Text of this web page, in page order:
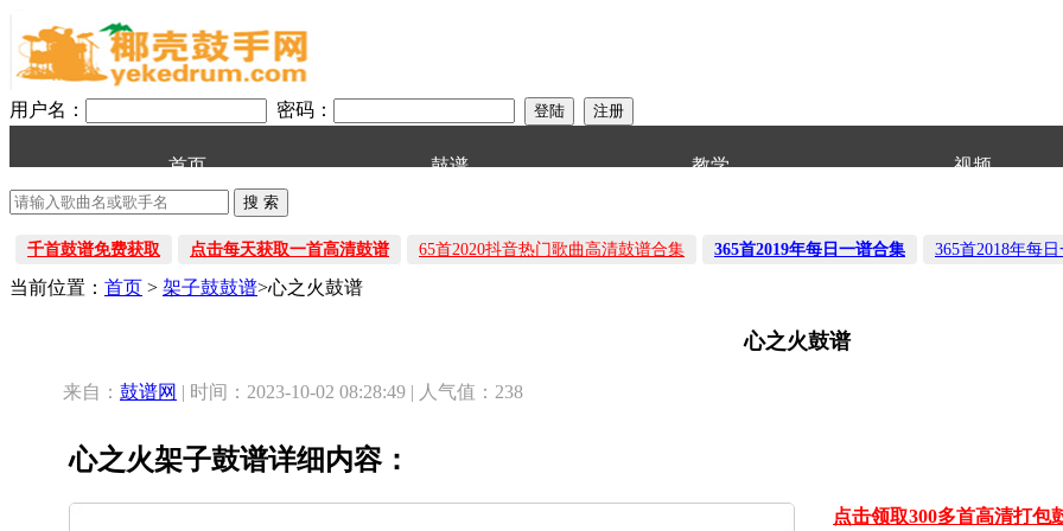
用户名： 密码：
首页 鼓谱 教学 视频
千首鼓谱免费获取 点击每天获取一首高清鼓谱 65首2020抖音热门歌曲高清鼓谱合集 365首2019年每日一谱合集 365首2018年每
当前位置： 首页 > 架子鼓鼓谱>心之火鼓谱
心之火鼓谱
来自： 鼓谱网 | 时间：2023-10-02 08:28:49 | 人气值：238
心之火架子鼓谱详细内容：
点击领取300多首高清打包